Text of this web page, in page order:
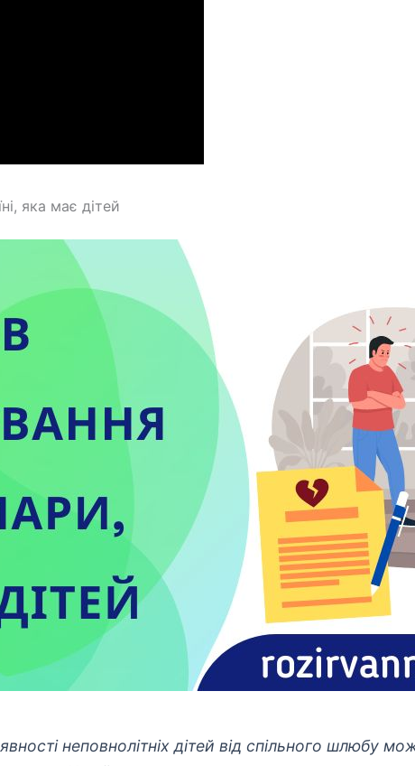
яка має дітей
неповнолітніх дітей від спільного шлюбу